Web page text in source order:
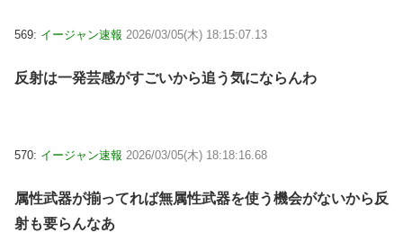
569: イージャン速報 2026/03/05(木) 18:15:07.13
反射は一発芸感がすごいから追う気にならんわ
570: イージャン速報 2026/03/05(木) 18:18:16.68
属性武器が揃ってれば無属性武器を使う機会がないから反
射も要らんなあ